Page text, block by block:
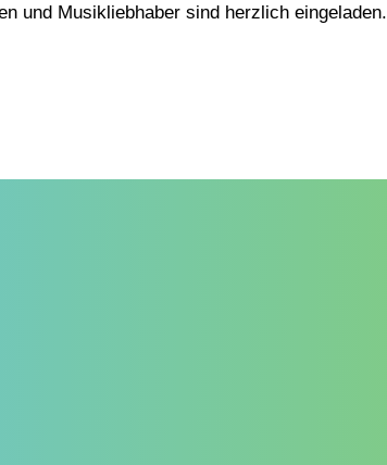
und Musikliebhaber sind herzlich eingeladen.